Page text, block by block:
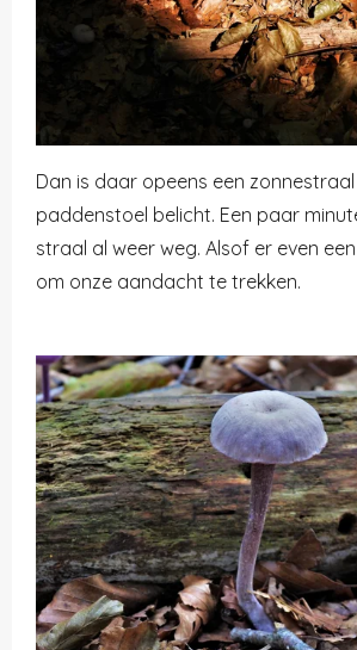
Dan is daar opeens een
paddenstoel belicht. Een paar
straal al weer weg. Alsof er even
om onze aandacht te trekken.